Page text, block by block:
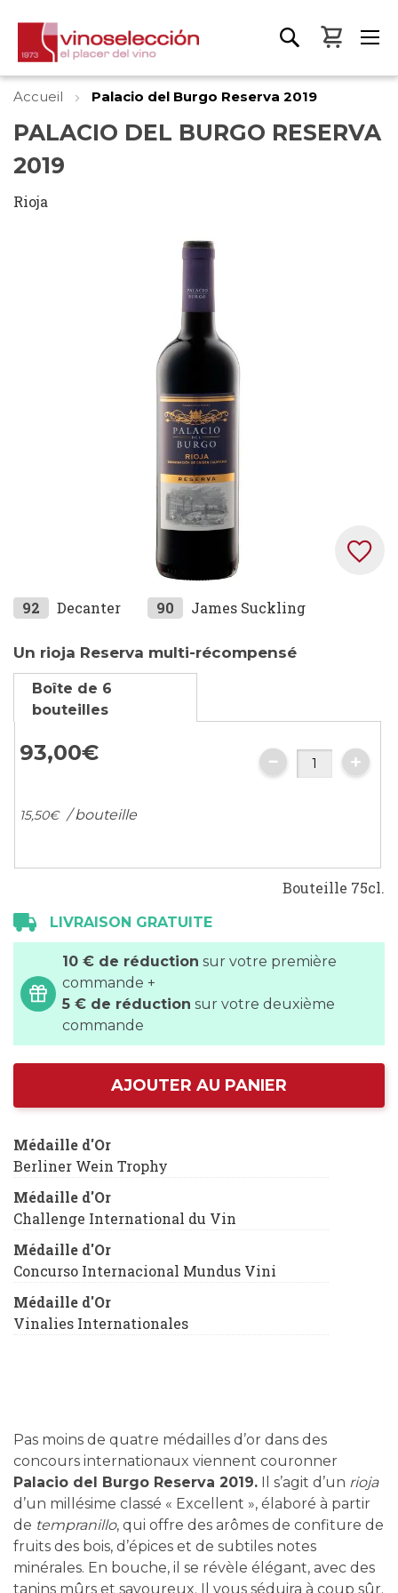
Mon
Accueil Palacio del Burgo Reserva 2019
PALACIO DEL BURGO RESERVA
2019
Rioja
Skip
the
beginning
the
gallery
92 Decanter 90 James Suckling
Un rioja Reserva multi-récompensé
Boîte de 6
bouteilles
93,00€
15,50€ / bouteille
Bouteille 75cl.
LIVRAISON GRATUITE
10 € de réduction sur votre première
commande +
5 € de réduction sur votre deuxième
commande
AJOUTER AU PANIER
Médaille d'Or
Berliner Wein Trophy
Médaille d'Or
Challenge International du Vin
Médaille d'Or
Concurso Internacional Mundus Vini
Médaille d'Or
Vinalies Internationales
Pas moins de quatre médailles d’or dans des
concours internationaux viennent couronner
Palacio del Burgo Reserva 2019. Il s’agit d’un rioja
d’un millésime classé « Excellent », élaboré à partir
de tempranillo, qui offre des arômes de confiture de
fruits des bois, d’épices et de subtiles notes
minérales. En bouche, il se révèle élégant, avec des
tanins mûrs et savoureux. Il vous séduira à coup sûr.